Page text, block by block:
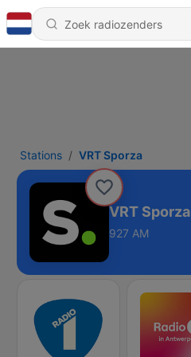
Stations VRT Sporza
VRT Sporza
927 AM